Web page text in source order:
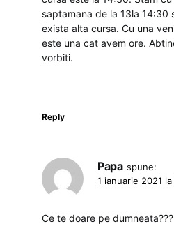
saptamana de la 13la 14:30
exista alta cursa. Cu una
este una cat avem ore.
vorbiti.
Reply
Papa spune:
1 ianuarie 2021
Ce te doare pe dumneata???